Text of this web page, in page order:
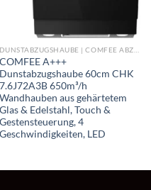
DUNSTABZUGSHAUBE | COMFEE ABZUGSHAUBEN
COMFEE A+++
Dunstabzugshaube 60cm CHK
7.6J72A3B 650m³/h
Wandhauben aus gehärtetem
Glas & Edelstahl, Touch &
Gestensteuerung, 4
Geschwindigkeiten, LED